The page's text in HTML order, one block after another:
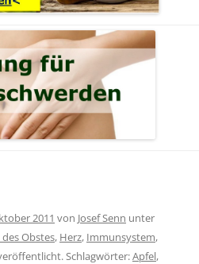
2011 von Josef Senn unter
Obstes, Herz, Immunsystem,
Schlagwörter:Apfel,